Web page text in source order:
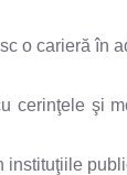
o carieră în
cerinţele şi
instituţiile